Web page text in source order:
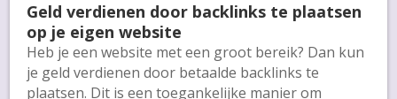
Geld verdienen door backlinks te plaatsen
op je eigen website
Heb je een website met een groot bereik? Dan kun
je geld verdienen door betaalde backlinks te
plaatsen. Dit is een toegankelijke manier om